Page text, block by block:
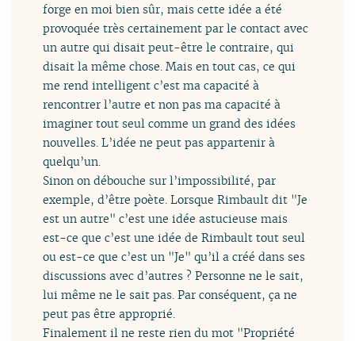
forge en moi bien sûr, mais cette idée a été
provoquée très certainement par le contact avec
un autre qui disait peut-être le contraire, qui
disait la même chose. Mais en tout cas, ce qui
me rend intelligent c’est ma capacité à
rencontrer l’autre et non pas ma capacité à
imaginer tout seul comme un grand des idées
nouvelles. L’idée ne peut pas appartenir à
quelqu’un.
Sinon on débouche sur l’impossibilité, par
exemple, d’être poète. Lorsque Rimbault dit "Je
est un autre" c’est une idée astucieuse mais
est-ce que c’est une idée de Rimbault tout seul
ou est-ce que c’est un "Je" qu’il a créé dans ses
discussions avec d’autres ? Personne ne le sait,
lui même ne le sait pas. Par conséquent, ça ne
peut pas être approprié.
Finalement il ne reste rien du mot "Propriété